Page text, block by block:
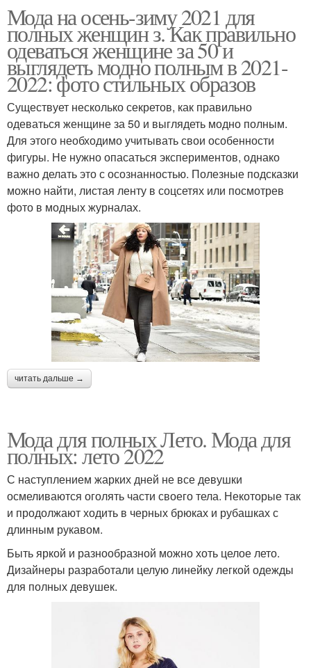
Мода на осень-зиму 2021 для
полных женщин з. Как правильно
одеваться женщине за 50 и
выглядеть модно полным в 2021-
2022: фото стильных образов
Существует несколько секретов, как правильно
одеваться женщине за 50 и выглядеть модно полным.
Для этого необходимо учитывать свои особенности
фигуры. Не нужно опасаться экспериментов, однако
важно делать это с осознанностью. Полезные подсказки
можно найти, листая ленту в соцсетях или посмотрев
фото в модных журналах.
читать дальше →
Мода для полных Лето. Мода для
полных: лето 2022
С наступлением жарких дней не все девушки
осмеливаются оголять части своего тела. Некоторые так
и продолжают ходить в черных брюках и рубашках с
длинным рукавом.
Быть яркой и разнообразной можно хоть целое лето.
Дизайнеры разработали целую линейку легкой одежды
для полных девушек.